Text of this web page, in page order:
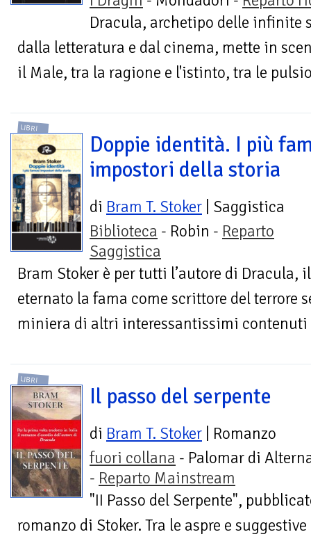
Dracula, archetipo delle infinite
dalla letteratura e dal cinema, mette in
il Male, tra la ragione e l'istinto, tra le
LIBRI
Doppie identità. I più
impostori della storia
di Bram T. Stoker | Saggistica
Biblioteca - Robin - Reparto
Saggistica
Bram Stoker è per tutti l’autore di Dracula,
eternato la fama come scrittore del terrore
miniera di altri interessantissimi contenuti
LIBRI
Il passo del serpente
di Bram T. Stoker | Romanzo
fuori collana - Palomar di
- Reparto Mainstream
"II Passo del Serpente",
romanzo di Stoker. Tra le aspre e